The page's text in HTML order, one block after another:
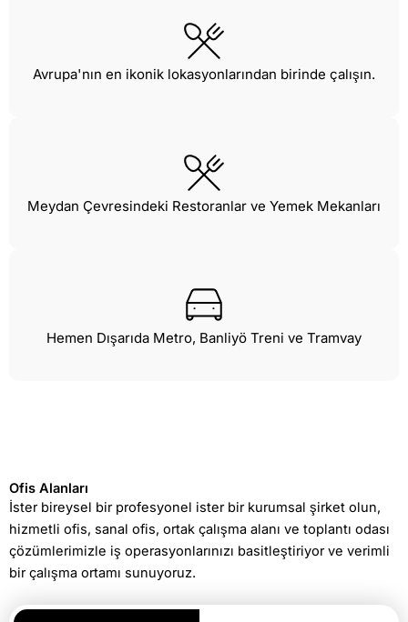
Avrupa'nın en ikonik lokasyonlarından birinde çalışın.
Meydan Çevresindeki Restoranlar ve Yemek Mekanları
Hemen Dışarıda Metro, Banliyö Treni ve Tramvay
Ofis Alanları
İster bireysel bir profesyonel ister bir kurumsal şirket olun,
hizmetli ofis, sanal ofis, ortak çalışma alanı ve toplantı odası
çözümlerimizle iş operasyonlarınızı basitleştiriyor ve verimli
bir çalışma ortamı sunuyoruz.